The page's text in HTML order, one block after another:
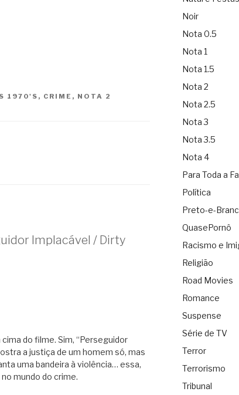
1970'S , CRIME , NOTA 2
Implacável / Dirty
do filme. Sim, “Perseguidor
a justiça de um homem só, mas
uma bandeira à violência… essa,
mundo do crime.
Noir
Nota 0.5
Nota 1
Nota 1.5
Nota 2
Nota 2.5
Nota 3
Nota 3.5
Nota 4
Para Toda a
Política
Preto-e-
QuasePornô
Racismo e
Religião
Road Movies
Romance
Suspense
Série de TV
Terror
Terrorismo
Tribunal